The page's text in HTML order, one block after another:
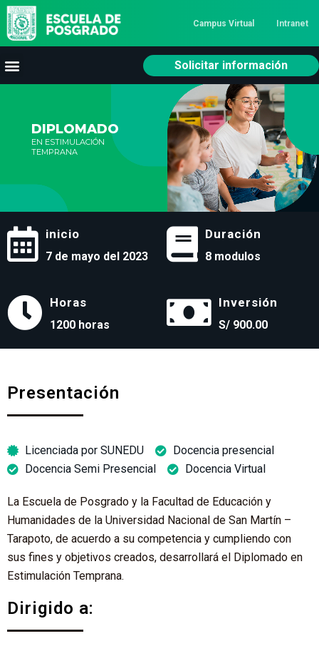
Campus Virtual Intranet
Solicitar información
DIPLOMADO
EN ESTIMULACIÓN
TEMPRANA
inicio
7 de mayo del 2023
Duración
8 modulos
Horas
1200 horas
Inversión
S/ 900.00
Presentación
Licenciada por SUNEDU
Docencia presencial
Docencia Semi Presencial
Docencia Virtual
La Escuela de Posgrado y la Facultad de Educación y
Humanidades de la Universidad Nacional de San Martín –
Tarapoto, de acuerdo a su competencia y cumpliendo con
sus fines y objetivos creados, desarrollará el Diplomado en
Estimulación Temprana.
Dirigido a: